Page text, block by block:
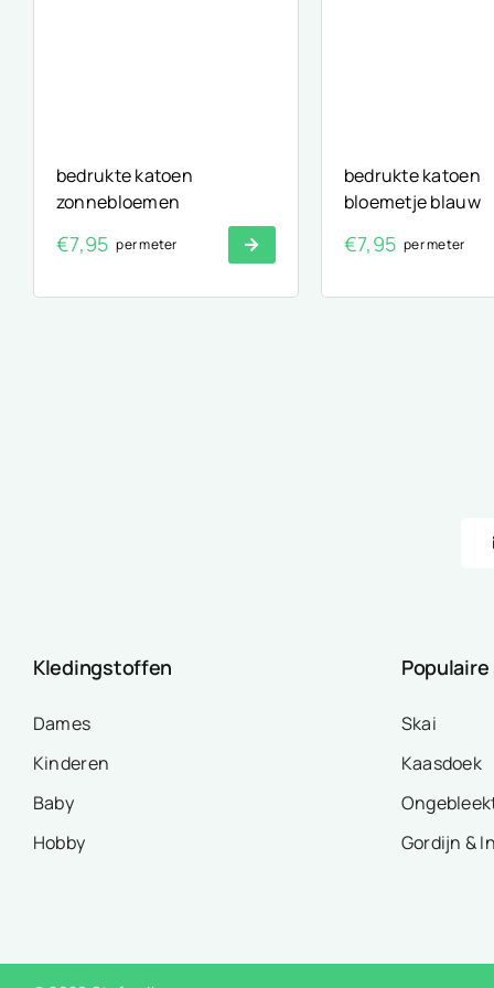
bedrukte katoen
zonnebloemen
€7,95 per meter
bedrukte katoen
bloemetje blauw
€7,95 per meter
Kledingstoffen
Dames
Kinderen
Baby
Hobby
Skai
Kaasdoek
Gordijn &